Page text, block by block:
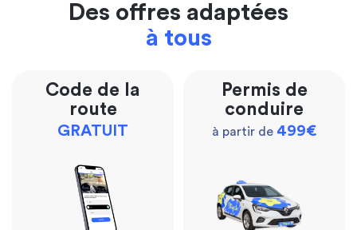
Des offres adaptées
à tous
Code de la
route
GRATUIT
Permis de
conduire
à partir de 499€